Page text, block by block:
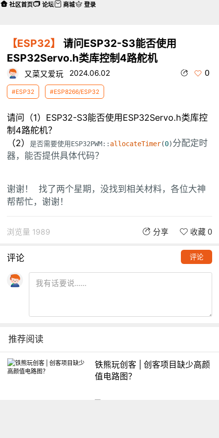
【ESP32】
请问ESP32-S3能否使用
ESP32Servo.h类库控制4路舵机
又菜又爱玩 2024.06.02 0
#ESP32 #ESP8266/ESP32
请问（1）ESP32-S3能否使用ESP32Servo.h类库控
制4路舵机？
（2）是否需要使用ESP32PWM:: allocateTimer(0)分配定时
器，能否提供具体代码？
谢谢！ 找了两个星期，没找到相关材料，各位大神
帮帮忙，谢谢！
浏览量 1989 分享 收藏 0
评论 评论
推荐阅读
铁熊玩创客 | 创客项目缺少高颜
值电路图？
社区首页 论坛 商城 登录